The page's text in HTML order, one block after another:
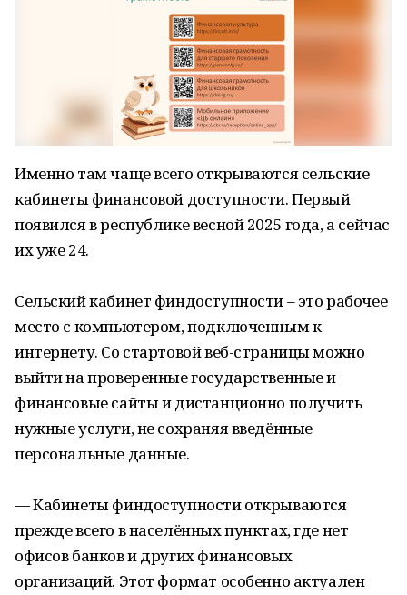
Именно там чаще всего открываются сельские
кабинеты финансовой доступности. Первый
появился в республике весной 2025 года, а сейчас
их уже 24.
Сельский кабинет финдоступности – это рабочее
место с компьютером, подключенным к
интернету. Со стартовой веб-страницы можно
выйти на проверенные государственные и
финансовые сайты и дистанционно получить
нужные услуги, не сохраняя введённые
персональные данные.
— Кабинеты финдоступности открываются
прежде всего в населённых пунктах, где нет
офисов банков и других финансовых
организаций. Этот формат особенно актуален